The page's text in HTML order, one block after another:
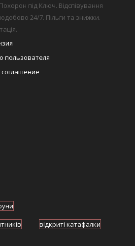
під Ключ. Відспівування
24/7. Пільги та знижки.
пользователя
відкриті катафалки